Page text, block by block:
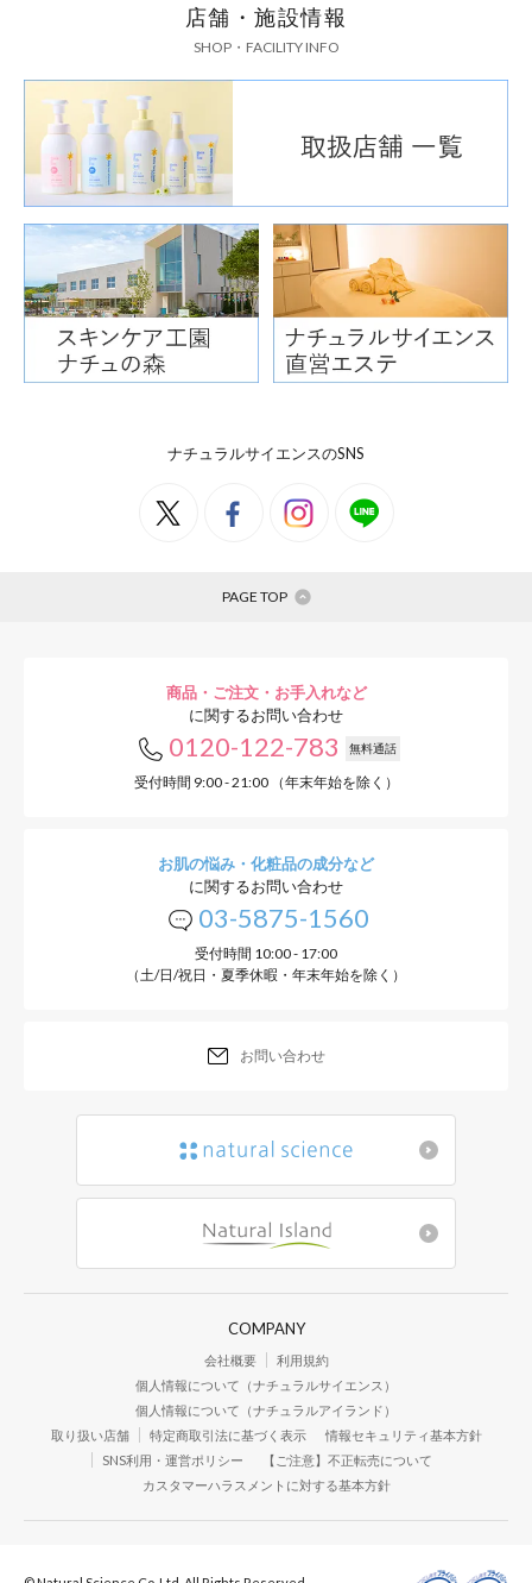
店舗・施設情報
SHOP・FACILITY INFO
ナチュラルサイエンスのSNS
PAGE TOP
商品・ご注文・お手入れなど
に関するお問い合わせ
0120-122-783 無料通話
受付時間 9:00 - 21:00 （年末年始を除く）
お肌の悩み・化粧品の成分など
に関するお問い合わせ
03-5875-1560
受付時間 10:00 - 17:00
（土/日/祝日・夏季休暇・年末年始を除く）
お問い合わせ
COMPANY
会社概要
利用規約
個人情報について（ナチュラルサイエンス）
個人情報について（ナチュラルアイランド）
取り扱い店舗
特定商取引法に基づく表示
情報セキュリティ基本方針
SNS利用・運営ポリシー
【ご注意】不正転売について
カスタマーハラスメントに対する基本方針